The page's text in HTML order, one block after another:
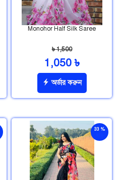
Monohor Half Silk Saree
৳ 1,500
1,050 ৳
অর্ডার করুন
33 %